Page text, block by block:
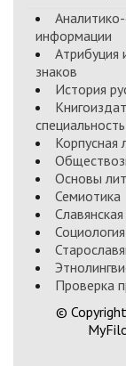
информации
Атрибуция
знаков
История
специальность
Корпусная
Основы
Семиотика
Социология
Проверка
©